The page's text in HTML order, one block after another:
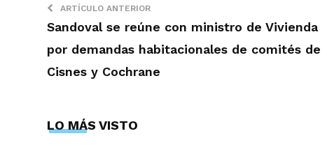
ARTÍCULO ANTERIOR
Sandoval se reúne con ministro de Vivienda
por demandas habitacionales de comités de
Cisnes y Cochrane
LO MÁS VISTO